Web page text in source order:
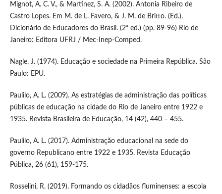
Mignot, A. C. V., & Martínez, S. A. (2002). Antonia Ribeiro de
Castro Lopes. Em M. de L. Favero, & J. M. de Britto. (Ed.).
Dicionário de Educadores do Brasil. (2ª ed.) (pp. 89-96) Rio de
Janeiro: Editora UFRJ / Mec-Inep-Comped.
Nagle, J. (1974). Educação e sociedade na Primeira República. São
Paulo: EPU.
Paulilo, A. L. (2009). As estratégias de administração das políticas
públicas de educação na cidade do Rio de Janeiro entre 1922 e
1935. Revista Brasileira de Educação, 14 (42), 440 – 455.
Paulilo, A. L. (2017). Administração educacional na sede do
governo Republicano entre 1922 e 1935. Revista Educação
Pública, 26 (61), 159-175.
Rosselini, R. (2019). Formando os cidadãos fluminenses: a escola